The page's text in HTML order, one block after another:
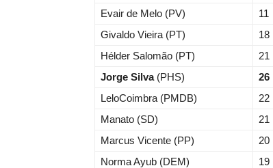
Evair de Melo (PV)
11
Givaldo Vieira (PT)
18
Hélder Salomão (PT)
21
Jorge Silva(PHS) 26
LeloCoimbra (PMDB)
22
Manato (SD)
21
Marcus Vicente (PP)
20
Norma Ayub (DEM)
19